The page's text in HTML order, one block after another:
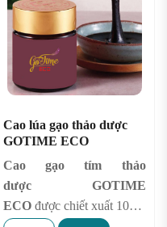
xương cứng cáp, dẻo dai
hơn, hạn chế các triệu
chứng loãng xương, do đó
rất phù hợp với những
người lớn tuổi bởi ở độ tuổi
và rất dễ bị tổn thương chỉ
cũng có thể khiến xương bị
tổn thương hoặc nặng hơn
có thể bị gãy nên vì vậy các
Cao lúa gạo thảo dược
GOTIME ECO
Cao gạo tím thảo
dược
GOTIME
ECOđược chiết xuất 100%